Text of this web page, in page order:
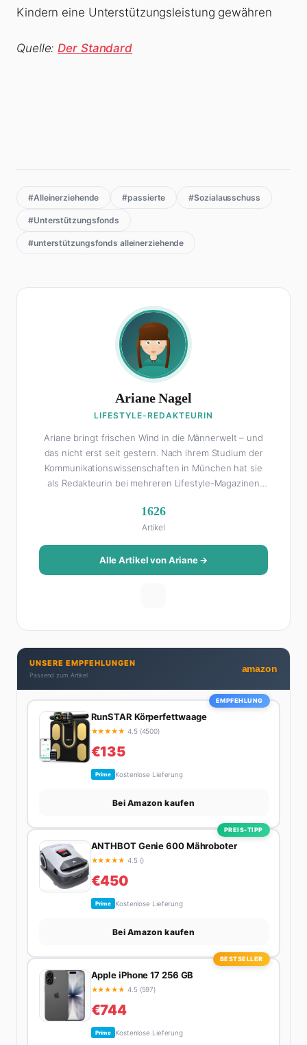
Kindern eine Unterstützungsleistung gewähren
Quelle:Der Standard
#Alleinerziehende #passierte #Sozialausschuss
#Unterstützungsfonds
#unterstützungsfonds alleinerziehende
Ariane Nagel
LIFESTYLE-REDAKTEURIN
Ariane bringt frischen Wind in die Männerwelt – und
das nicht erst seit gestern. Nach ihrem Studium der
Kommunikationswissenschaften in München hat sie
als Redakteurin bei mehreren Lifestyle-Magazinen
Als Lifestyle-Redakteurin schreibt sie über alles, was
das Leben schöner macht: von Interior Design und
Reise-Tipps über Food-Trends bis hin zu
Beziehungsratgebern, die auch Männer gerne lesen.
Ihre Geheimwaffe: Sie weiß genau, was Frauen an
Brunch-Spot der Stadt. Ihre Interior-Tipps basieren
auf echter Erfahrung – ihre Wohnung wurde schon
zweimal in Design-Blogs gefeatured.
1626
Artikel
Alle Artikel von Ariane →
UNSERE EMPFEHLUNGEN
Passend zum Artikel
amazon
EMPFEHLUNG
RunSTAR Körperfettwaage
★★★★★ 4.5 (4500)
€135
Prime Kostenlose Lieferung
Bei Amazon kaufen
PREIS-TIPP
ANTHBOT Genie 600 Mähroboter
★★★★★ 4.5 ()
€450
Prime Kostenlose Lieferung
Bei Amazon kaufen
BESTSELLER
Apple iPhone 17 256 GB
★★★★★ 4.5 (597)
€744
Prime Kostenlose Lieferung